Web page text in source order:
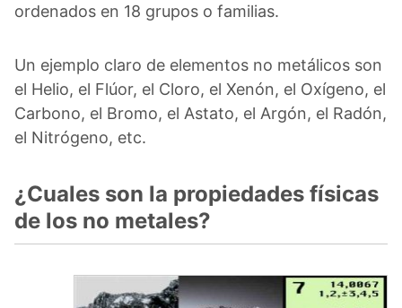
ordenados en 18 grupos o familias.
Un ejemplo claro de elementos no metálicos son
el Helio, el Flúor, el Cloro, el Xenón, el Oxígeno, el
Carbono, el Bromo, el Astato, el Argón, el Radón,
el Nitrógeno, etc.
¿Cuales son la propiedades físicas
de los no metales?